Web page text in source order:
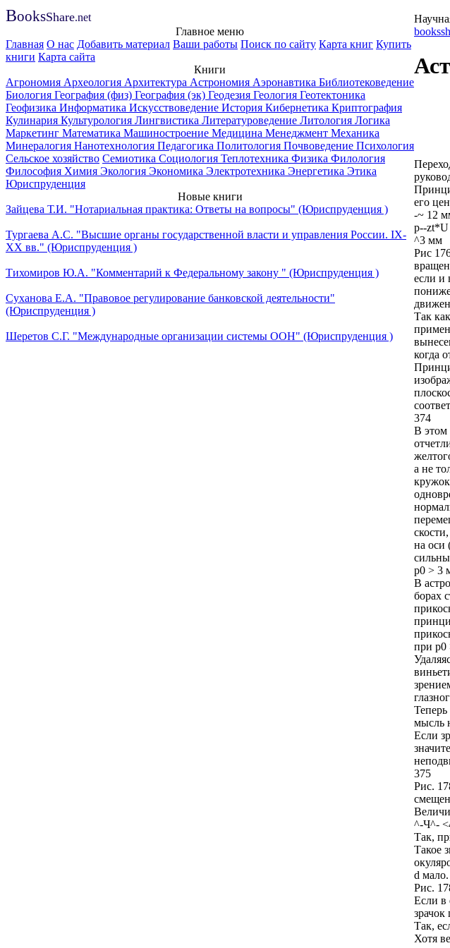
BooksShare.net
Главное меню
Главная О нас Добавить материал Ваши работы Поиск по сайту Карта книг Купить
книги Карта сайта
Книги
Агрономия Археология Архитектура Астрономия Аэронавтика Библиотековедение
Биология География (физ) География (эк) Геодезия Геология Геотектоника
Геофизика Информатика Искусствоведение История Кибернетика Криптография
Кулинария Культурология Лингвистика Литературоведение Литология Логика
Маркетинг Математика Машиностроение Медицина Менеджмент Механика
Минералогия Нанотехнология Педагогика Политология Почвоведение Психология
Сельское хозяйство Семиотика Социология Теплотехника Физика Филология
Философия Химия Экология Экономика Электротехника Энергетика Этика
Юриспруденция
Новые книги
Зайцева Т.И. "Нотариальная практика: Ответы на вопросы" (Юриспруденция )
Тургаева А.С. "Высшие органы государственной власти и управления России. IХ-
ХХ вв." (Юриспруденция )
Тихомиров Ю.А. "Комментарий к Федеральному закону " (Юриспруденция )
Суханова Е.А. "Правовое регулирование банковской деятельности"
(Юриспруденция )
Шеретов С.Г. "Международные организации системы ООН" (Юриспруденция )
его
-~ 12
р--zt*U
^3 мм
Рис
если и
Так
когда
374
В этом
а не
кружок
на оси
р0 > 3
В
борах
при р0
мысль
Если
375
Рис.
^-Ч^-
Так,
Такое
d
Рис.
Если в
зрачок
Так,
Хотя